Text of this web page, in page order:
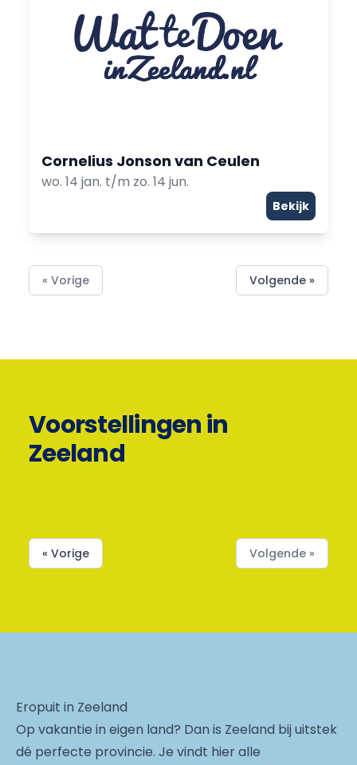
Cornelius Jonson van Ceulen
wo. 14 jan. t/m zo. 14 jun.
Bekijk
« Vorige Volgende »
Voorstellingen in
Zeeland
« Vorige Volgende »
Eropuit in Zeeland
Op vakantie in eigen land? Dan is Zeeland bij uitstek
dé perfecte provincie. Je vindt hier alle